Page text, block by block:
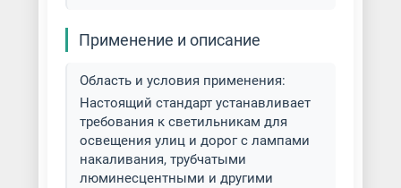
Применение и описание
Область и условия применения:
Настоящий стандарт устанавливает
требования к светильникам для
освещения улиц и дорог с лампами
накаливания, трубчатыми
люминесцентными и другими